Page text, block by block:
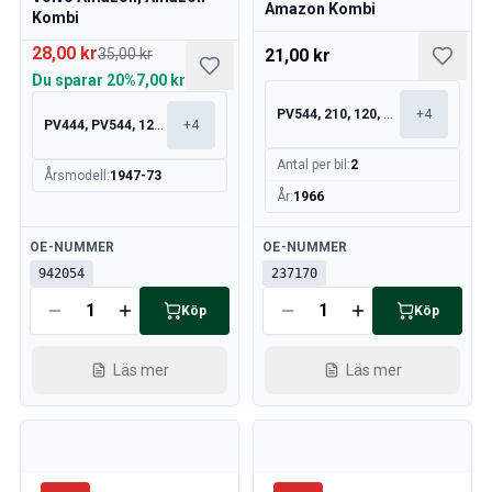
Motor
Fälgar & Däck
Kylsystem
Drivlina/Bakaxel
Chassi & Styrning
Kaross
Inredning
Sprangskisser (Förhandsvisning)
Volvo PV/Duett Sprangskisser
Volvo 1800 sprängskisser
Volvo 140 Sprängskisser
Volvo 740, 760 Sprängskisser
Kombi
28,00 kr35,00 kr
Du sparar 20%7,00 kr
PV444, PV544, 120, 130 +4
Årsmodell :1947-73
Tillgänglig
OE-NUMMER
942054
Köp
Läs mer
Amazon Kombi
21,00 kr
PV544, 210, 120, 130 +4
Antal per bil :2
År:1966
Tillgänglig
OE-NUMMER
237170
Köp
Läs mer